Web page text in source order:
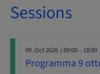
Sessions
09. Oct 2026 | 09:00 – 18:00
Programma 9